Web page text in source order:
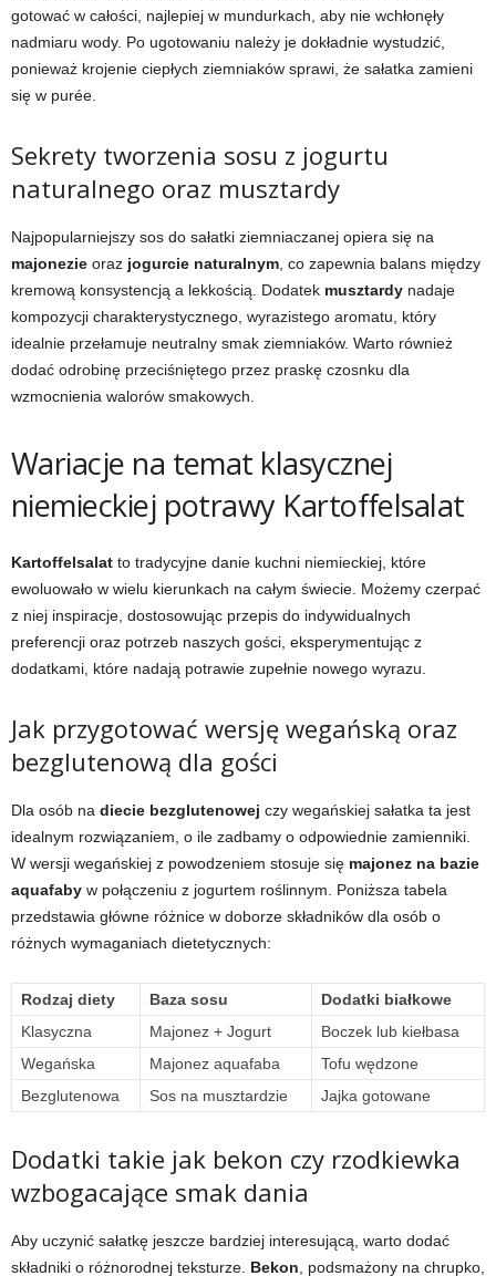
gotować w całości, najlepiej w mundurkach, aby nie wchłonęły
nadmiaru wody. Po ugotowaniu należy je dokładnie wystudzić,
ponieważ krojenie ciepłych ziemniaków sprawi, że sałatka zamieni
się w purée.
Sekrety tworzenia sosu z jogurtu
naturalnego oraz musztardy
Najpopularniejszy sos do sałatki ziemniaczanej opiera się na
majonezie oraz jogurcie naturalnym , co zapewnia balans między
kremową konsystencją a lekkością. Dodatek musztardy nadaje
kompozycji charakterystycznego, wyrazistego aromatu, który
idealnie przełamuje neutralny smak ziemniaków. Warto również
dodać odrobinę przeciśniętego przez praskę czosnku dla
wzmocnienia walorów smakowych.
Wariacje na temat klasycznej
niemieckiej potrawy Kartoffelsalat
Kartoffelsalat to tradycyjne danie kuchni niemieckiej, które
ewoluowało w wielu kierunkach na całym świecie. Możemy czerpać
z niej inspiracje, dostosowując przepis do indywidualnych
preferencji oraz potrzeb naszych gości, eksperymentując z
dodatkami, które nadają potrawie zupełnie nowego wyrazu.
Jak przygotować wersję wegańską oraz
bezglutenową dla gości
Dla osób na diecie bezglutenowej czy wegańskiej sałatka ta jest
idealnym rozwiązaniem, o ile zadbamy o odpowiednie zamienniki.
W wersji wegańskiej z powodzeniem stosuje się majonez na bazie
aquafaby w połączeniu z jogurtem roślinnym. Poniższa tabela
przedstawia główne różnice w doborze składników dla osób o
różnych wymaganiach dietetycznych:
Rodzaj diety Baza sosu
Dodatki białkowe
Klasyczna
Majonez + Jogurt
Boczek lub kiełbasa
Wegańska
Majonez aquafaba
Tofu wędzone
Bezglutenowa
Sos na musztardzie Jajka gotowane
Dodatki takie jak bekon czy rzodkiewka
wzbogacające smak dania
Aby uczynić sałatkę jeszcze bardziej interesującą, warto dodać
składniki o różnorodnej teksturze. Bekon , podsmażony na chrupko,